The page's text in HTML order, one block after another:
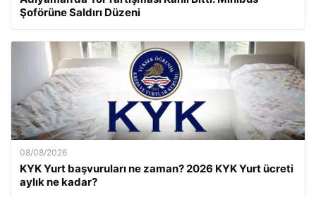
Şoförüne Saldırı Düzeni
08/08/2026
KYK Yurt başvuruları ne zaman? 2026 KYK Yurt ücreti
aylık ne kadar?